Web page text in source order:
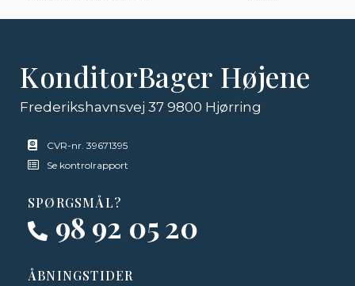
KonditorBager Højene
Frederikshavnsvej 37 9800 Hjørring
CVR-nr. 39671395
Se kontrolrapport
SPØRGSMÅL?
98 92 05 20
ÅBNINGSTIDER